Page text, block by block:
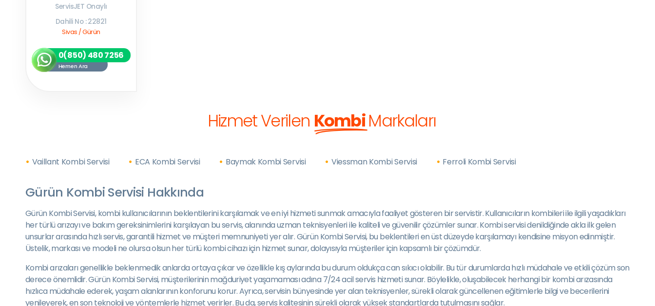
ServisJET Onaylı
Dahili No : 22821
Sivas / Gürün
0(850) 480 7256
Hemen Ara
Hizmet Verilen KombiMarkaları
Vaillant Kombi Servisi ECA Kombi Servisi Baymak Kombi Servisi Viessman Kombi Servisi Ferroli Kombi Servisi
Gürün Kombi Servisi Hakkında
Gürün Kombi Servisi, kombi kullanıcılarının beklentilerini karşılamak ve en iyi hizmeti sunmak amacıyla faaliyet gösteren bir servistir. Kullanıcıların kombileri ile ilgili yaşadıkları
her türlü arızayı ve bakım gereksinimlerini karşılayan bu servis, alanında uzman teknisyenleri ile kaliteli ve güvenilir çözümler sunar. Kombi servisi denildiğinde akla ilk gelen
unsurlar arasında hızlı servis, garantili hizmet ve müşteri memnuniyeti yer alır. Gürün Kombi Servisi, bu beklentileri en üst düzeyde karşılamayı kendisine misyon edinmiştir.
Üstelik, markası ve modeli ne olursa olsun her türlü kombi cihazı için hizmet sunar, dolayısıyla müşteriler için kapsamlı bir çözümdür.
Kombi arızaları genellikle beklenmedik anlarda ortaya çıkar ve özellikle kış aylarında bu durum oldukça can sıkıcı olabilir. Bu tür durumlarda hızlı müdahale ve etkili çözüm son
derece önemlidir. Gürün Kombi Servisi, müşterilerinin mağduriyet yaşamaması adına 7/24 acil servis hizmeti sunar. Böylelikle, oluşabilecek herhangi bir kombi arızasında
hızlıca müdahale ederek, yaşam alanlarının konforunu korur. Ayrıca, servisin bünyesinde yer alan teknisyenler, sürekli olarak güncellenen eğitimlerle bilgi ve becerilerini
yenileyerek, en son teknoloji ve yöntemlerle hizmet verirler. Bu da, servis kalitesinin sürekli olarak yüksek standartlarda tutulmasını sağlar.